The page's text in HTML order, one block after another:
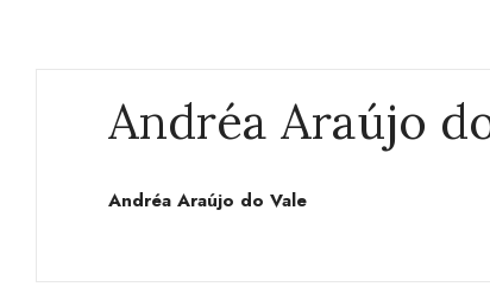
Andréa Araújo
Andréa Araújo do Vale